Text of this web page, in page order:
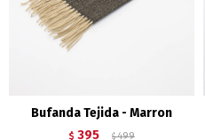
Bufanda Tejida - Marron
$ 395 $ 499